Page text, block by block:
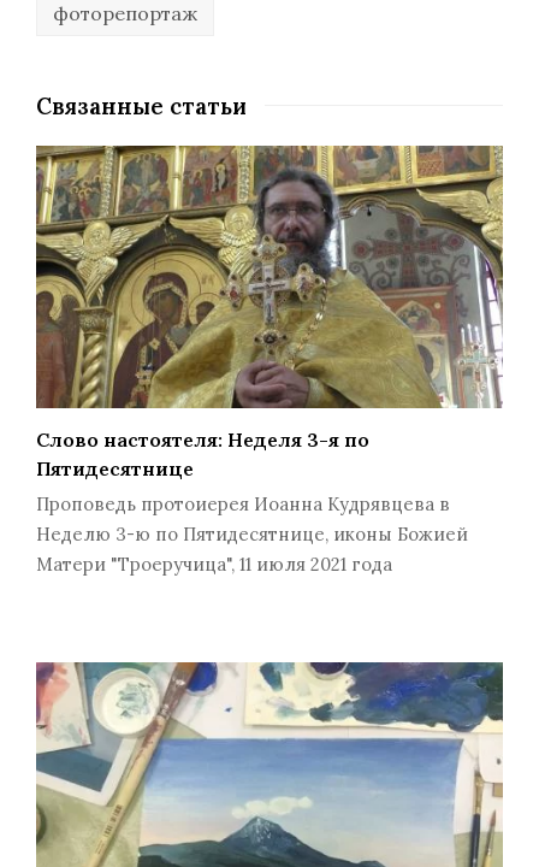
фоторепортаж
Связанные статьи
Слово настоятеля: Неделя 3-я по
Пятидесятнице
Проповедь протоиерея Иоанна Кудрявцева в
Неделю 3-ю по Пятидесятнице, иконы Божией
Матери "Троеручица", 11 июля 2021 года